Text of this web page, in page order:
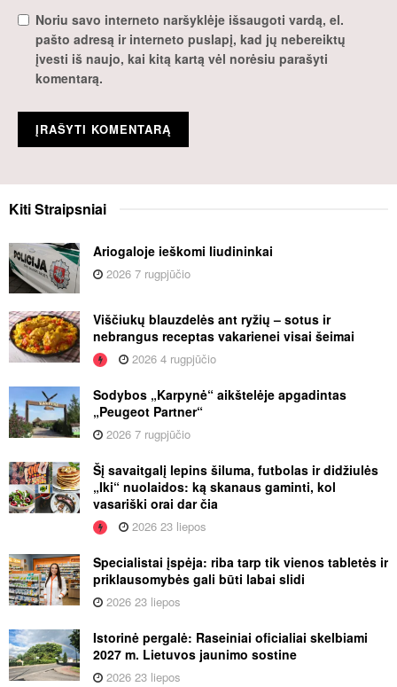
Noriu savo interneto naršyklėje išsaugoti vardą, el.
pašto adresą ir interneto puslapį, kad jų nebereiktų
įvesti iš naujo, kai kitą kartą vėl norėsiu parašyti
komentarą.
KitiStraipsniai
Ariogaloje ieškomi liudininkai
2026 7 rugpjūčio
Viščiukų blauzdelės ant ryžių – sotus ir
nebrangus receptas vakarienei visai šeimai
2026 4 rugpjūčio
Sodybos „Karpynė“ aikštelėje apgadintas
„Peugeot Partner“
2026 7 rugpjūčio
Šį savaitgalį lepins šiluma, futbolas ir didžiulės
„Iki“ nuolaidos: ką skanaus gaminti, kol
vasariški orai dar čia
2026 23 liepos
Specialistai įspėja: riba tarp tik vienos tabletės ir
priklausomybės gali būti labai slidi
2026 23 liepos
Istorinė pergalė: Raseiniai oficialiai skelbiami
2027 m. Lietuvos jaunimo sostine
2026 23 liepos